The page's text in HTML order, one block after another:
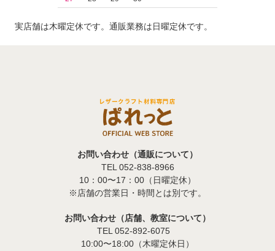
実店舗は木曜定休です。通販業務は日曜定休です。
お問い合わせ（通販について）
TEL 052-838-8966
10：00〜17：00（日曜定休）
※店舗の営業日・時間とは別です。
お問い合わせ（店舗、教室について）
TEL 052-892-6075
10:00〜18:00（木曜定休日）